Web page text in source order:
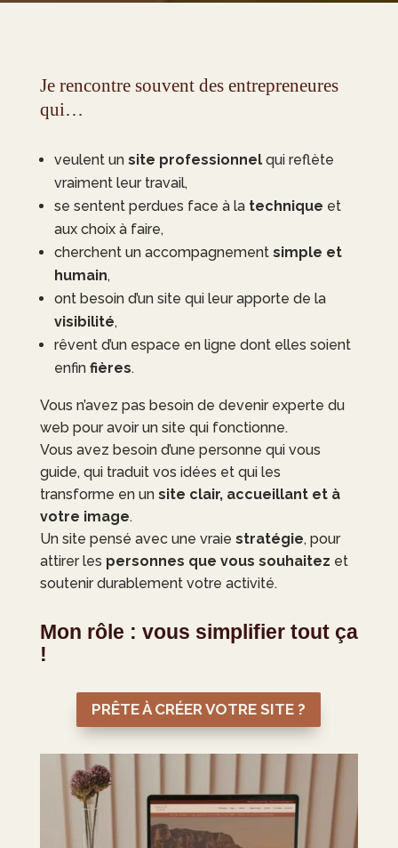
Je rencontre souvent des entrepreneures
qui…
veulent un site professionnelqui reflète
vraiment leur travail,
se sentent perdues face à la technique et
aux choix à faire,
cherchent un accompagnement simple et
humain,
ont besoin d’un site qui leur apporte de la
visibilité,
rêvent d’un espace en ligne dont elles soient
enfin fières.
Vous n’avez pas besoin de devenir experte du
web pour avoir un site qui fonctionne.
Vous avez besoin d’une personne qui vous
guide, qui traduit vos idées et qui les
transforme en un site clair, accueillant et à
votre image.
Un site pensé avec une vraie stratégie, pour
attirer les personnes que vous souhaitez et
soutenir durablement votre activité.
Mon rôle : vous simplifier tout ça
!
PRÊTE À CRÉER VOTRE SITE ?